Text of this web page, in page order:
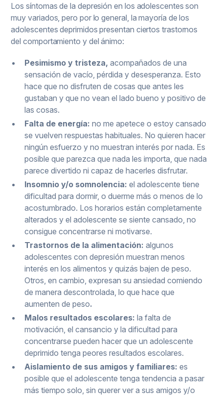
Los síntomas de la depresión en los adolescentes son
muy variados, pero por lo general, la mayoría de los
adolescentes deprimidos presentan ciertos trastornos
del comportamiento y del ánimo:
Pesimismo y tristeza,acompañados de una
sensación de vacío, pérdida y desesperanza. Esto
hace que no disfruten de cosas que antes les
gustaban y que no vean el lado bueno y positivo de
las cosas.
Falta de energía: no me apetece oestoy cansado
se vuelven respuestas habituales. No quieren hacer
ningún esfuerzo y no muestran interés por nada. Es
posible que parezca que nada les importa, que nada
parece divertido ni capaz de hacerles disfrutar.
Insomnio y/o somnolencia: el adolescente tiene
dificultad para dormir, o duerme más o menos de lo
acostumbrado. Los horarios están completamente
alterados y el adolescente se siente cansado, no
consigue concentrarse ni motivarse.
Trastornos de la alimentación:algunos
adolescentes con depresión muestran menos
interés en los alimentos y quizás bajen de peso.
Otros, en cambio, expresan su ansiedad comiendo
de manera descontrolada, lo que hace que
aumenten de peso.
Malos resultados escolares:la falta de
motivación, el cansancio y la dificultad para
concentrarse pueden hacer que un adolescente
deprimido tenga peores resultados escolares.
Aislamiento de sus amigos y familiares: es
posible que el adolescente tenga tendencia a pasar
más tiempo solo, sin querer ver a sus amigos y/o